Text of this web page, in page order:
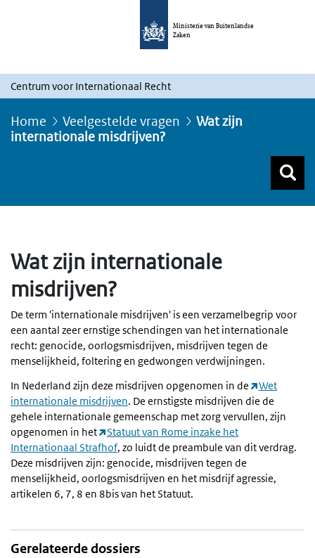
Ministerie van Buitenlandse
Zaken
Centrum voor Internationaal Recht
Home Veelgestelde vragen
Wat zijn
internationale misdrijven?
Wat zijn internationale
misdrijven?
De term 'internationale misdrijven' is een verzamelbegrip voor
een aantal zeer ernstige schendingen van het internationale
recht: genocide, oorlogsmisdrijven, misdrijven tegen de
menselijkheid, foltering en gedwongen verdwijningen.
In Nederland zijn deze misdrijven opgenomen in de
Wet
internationale misdrijven. De ernstigste misdrijven die de
gehele internationale gemeenschap met zorg vervullen, zijn
opgenomen in het
Statuut van Rome inzake het
Internationaal Strafhof, zo luidt de preambule van dit verdrag.
Deze misdrijven zijn: genocide, misdrijven tegen de
menselijkheid, oorlogsmisdrijven en het misdrijf agressie,
artikelen 6, 7, 8 en 8bis van het Statuut.
Gerelateerde dossiers